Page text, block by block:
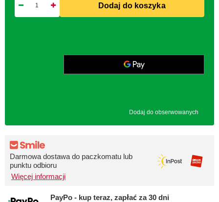
Dodaj do koszyka
Dodaj do obserwowanych
Darmowa dostawa do paczkomatu lub
punktu odbioru
Więcej informacji
PayPo - kup teraz, zapłać za 30 dni